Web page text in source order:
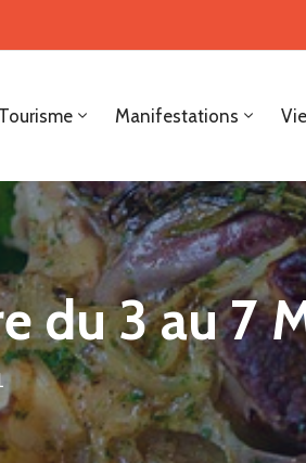
Tourisme Manifestations
du 3 au 7